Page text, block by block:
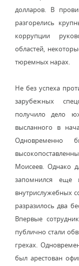
долларов. В
разгорелись
коррупции
областей,
тюремных нарах.
Не без успеха
зарубежных
получило дело
высланного в
Одновременно
Моисеев. Однако
запомнился еще
внутрислужебных
разразилось два
Впервые
публично стали
грехах.
был арестован